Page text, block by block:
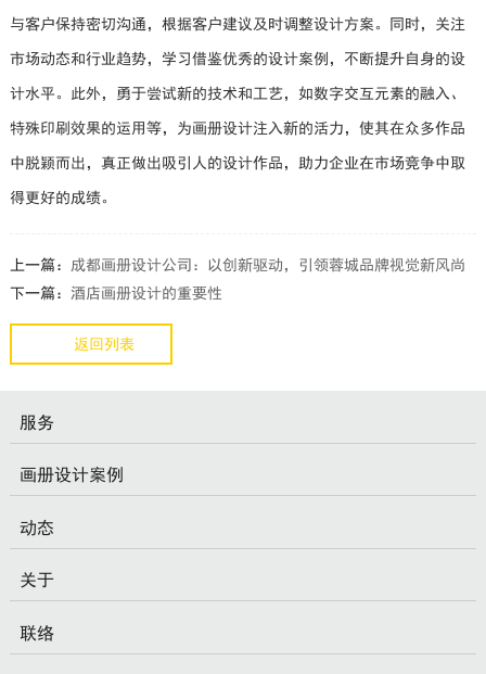
与客户保持密切沟通，根据客户建议及时调整设计方案。同时，关注
市场动态和行业趋势，学习借鉴优秀的设计案例，不断提升自身的设
计水平。此外，勇于尝试新的技术和工艺，如数字交互元素的融入、
特殊印刷效果的运用等，为画册设计注入新的活力，使其在众多作品
中脱颖而出，真正做出吸引人的设计作品，助力企业在市场竞争中取
得更好的成绩。
上一篇： 成都画册设计公司：以创新驱动，引领蓉城品牌视觉新风尚
下一篇： 酒店画册设计的重要性
返回列表
服务
画册设计案例
动态
关于
联络